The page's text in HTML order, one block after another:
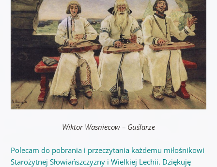
Wiktor Wasniecow – Guślarze
Polecam do pobrania i przeczytania każdemu miłośnikowi
Starożytnej Słowiańszczyzny i Wielkiej Lechii. Dziękuję